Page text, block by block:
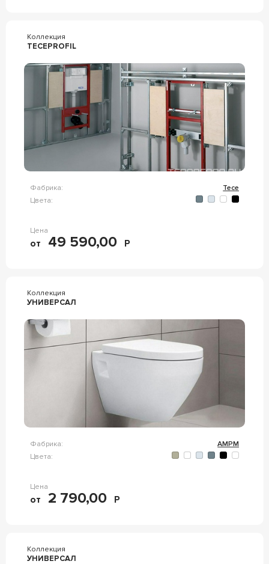
Коллекция
TECEPROFIL
Фабрика:
Tece
Цвета:
Цена
от 49 590,00 Р
Коллекция
УНИВЕРСАЛ
Фабрика:
AMPM
Цвета:
Цена
от 2 790,00 Р
Коллекция
УНИВЕРСАЛ